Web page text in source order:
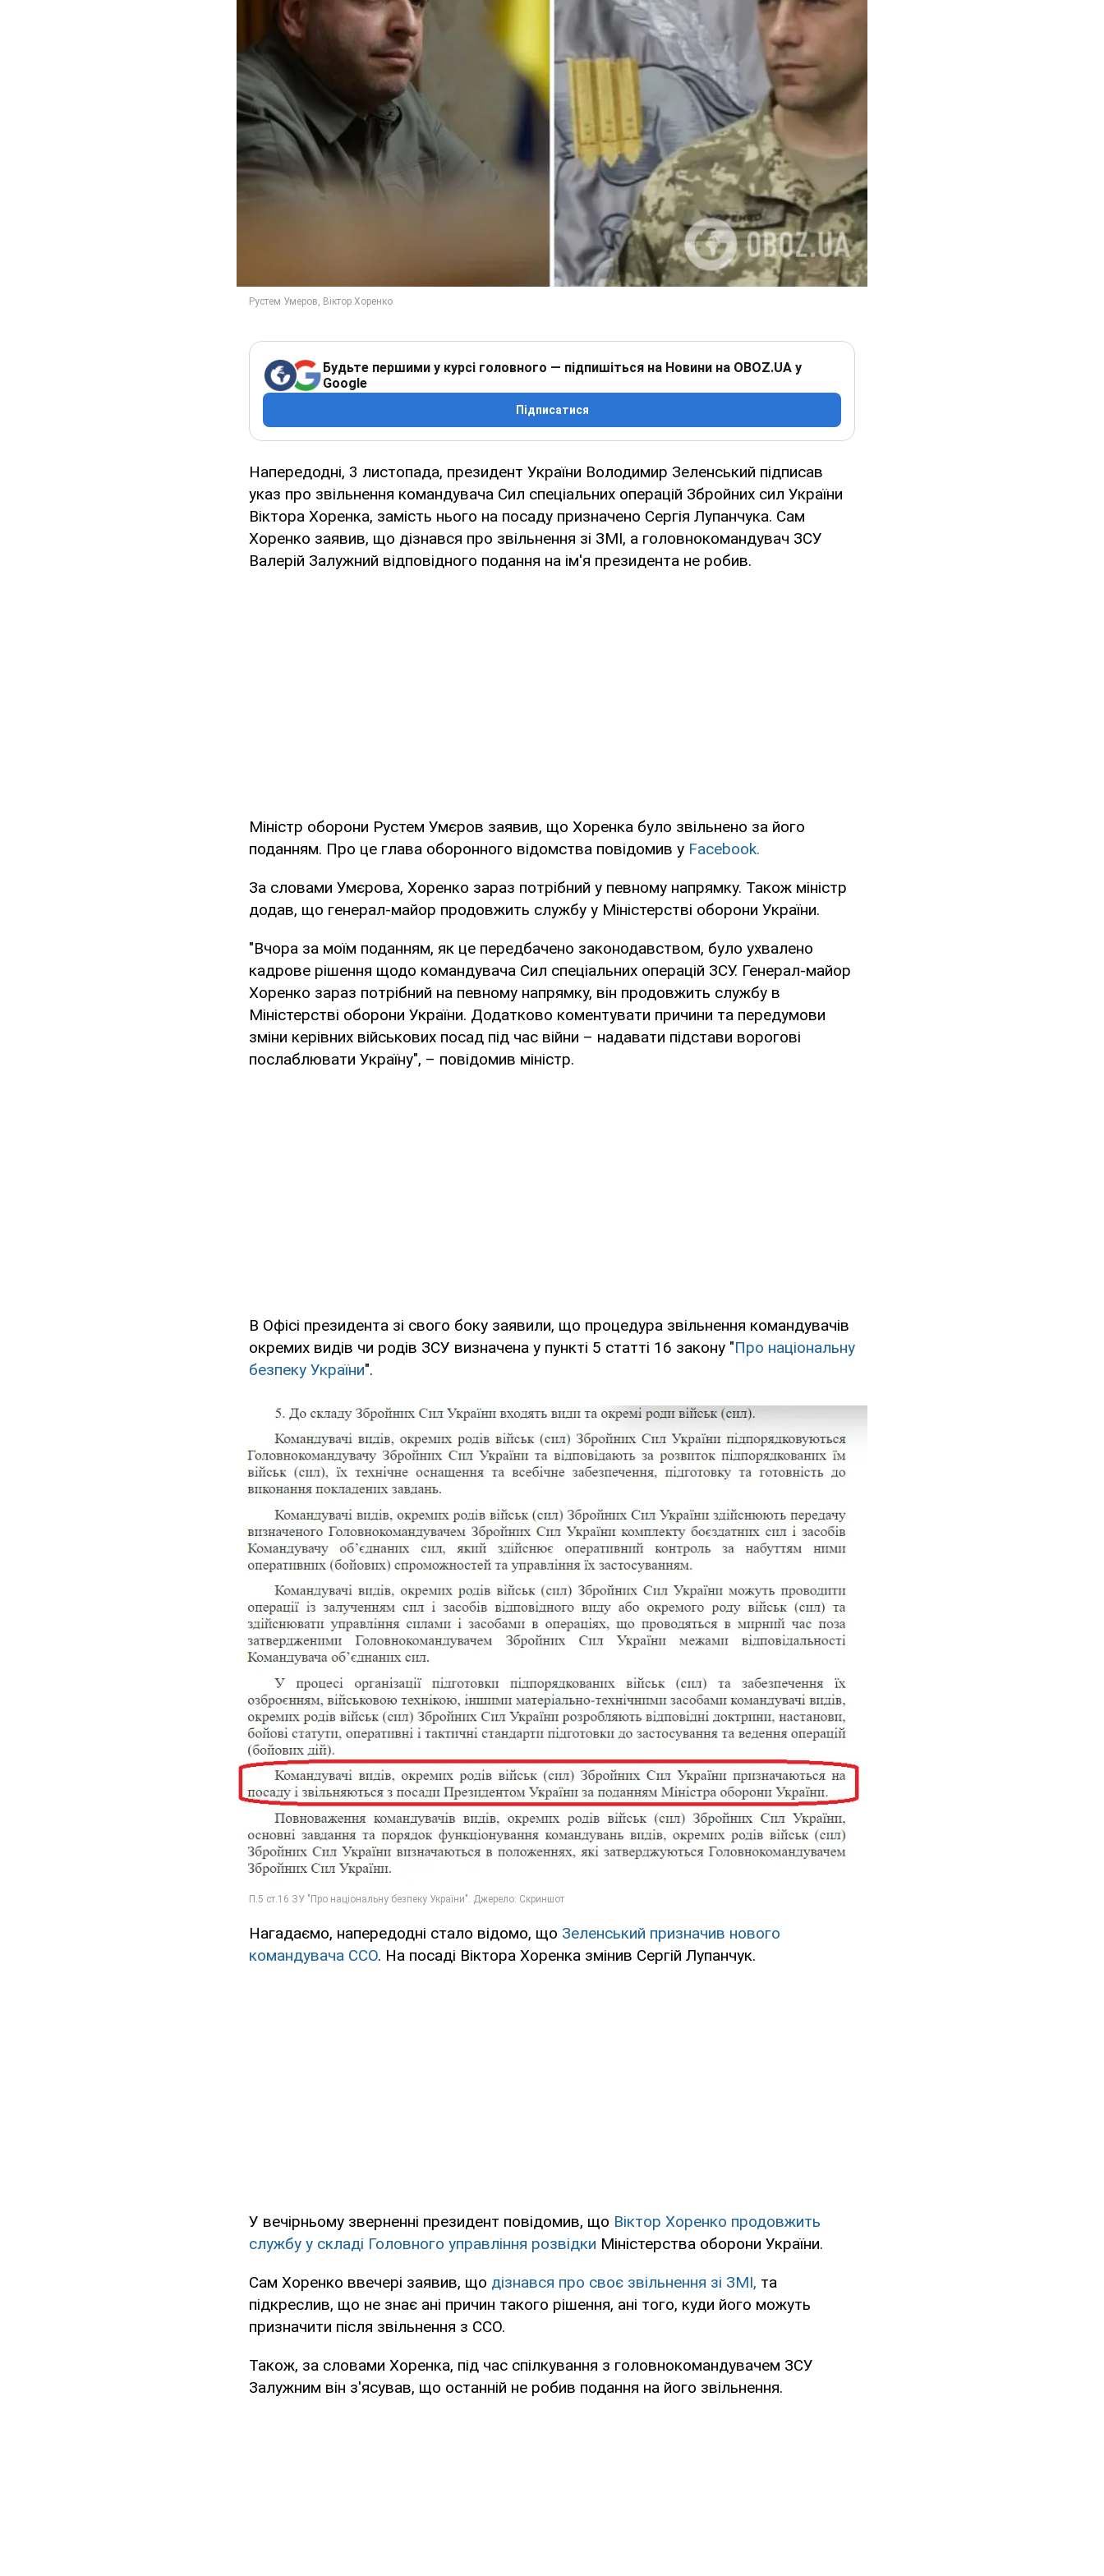
Будьте першими у курсі головного — підпишіться на Новини на OBOZ.UA у
Google
Підписатися
Напередодні, 3 листопада, президент України Володимир Зеленський підписав
указ про звільнення командувача Сил спеціальних операцій Збройних сил України
Віктора Хоренка, замість нього на посаду призначено Сергія Лупанчука. Сам
Хоренко заявив, що дізнався про звільнення зі ЗМІ, а головнокомандувач ЗСУ
Валерій Залужний відповідного подання на ім'я президента не робив.
Міністр оборони Рустем Умєров заявив, що Хоренка було звільнено за його
поданням. Про це глава оборонного відомства повідомив у Facebook.
За словами Умєрова, Хоренко зараз потрібний у певному напрямку. Також міністр
додав, що генерал-майор продовжить службу у Міністерстві оборони України.
"Вчора за моїм поданням, як це передбачено законодавством, було ухвалено
кадрове рішення щодо командувача Сил спеціальних операцій ЗСУ. Генерал-майор
Хоренко зараз потрібний на певному напрямку, він продовжить службу в
Міністерстві оборони України. Додатково коментувати причини та передумови
зміни керівних військових посад під час війни – надавати підстави ворогові
послаблювати Україну", – повідомив міністр.
В Офісі президента зі свого боку заявили, що процедура звільнення командувачів
окремих видів чи родів ЗСУ визначена у пункті 5 статті 16 закону "Про національну
безпеку України".
Нагадаємо, напередодні стало відомо, що Зеленський призначив нового
командувача ССО. На посаді Віктора Хоренка змінив Сергій Лупанчук.
У вечірньому зверненні президент повідомив, що Віктор Хоренко продовжить
службу у складі Головного управління розвідки Міністерства оборони України.
Сам Хоренко ввечері заявив, що дізнався про своє звільнення зі ЗМІ, та
підкреслив, що не знає ані причин такого рішення, ані того, куди його можуть
призначити після звільнення з ССО.
Також, за словами Хоренка, під час спілкування з головнокомандувачем ЗСУ
Залужним він з'ясував, що останній не робив подання на його звільнення.